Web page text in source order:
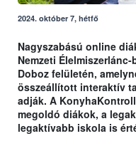
2024. október 7, hétfő
Nagyszabású online
Nemzeti
Doboz felületén,
összeállított interaktív
adják. A
megoldó diákok, a
legaktívabb iskola is